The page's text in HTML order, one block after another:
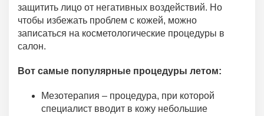
защитить лицо от негативных воздействий. Но
чтобы избежать проблем с кожей, можно
записаться на косметологические процедуры в
салон.
Вот самые популярные процедуры летом:
Мезотерапия – процедура, при которой
специалист вводит в кожу небольшие